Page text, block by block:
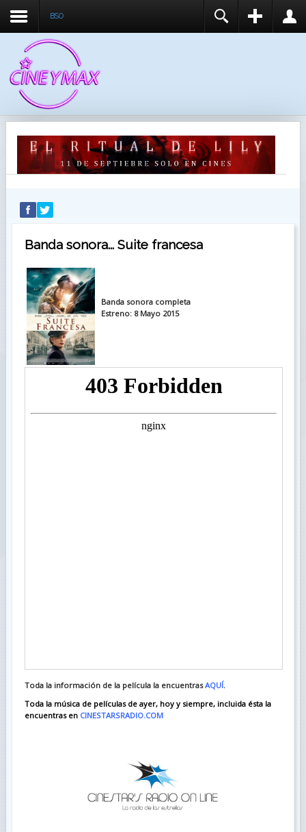
BSO
RECUÉRDEME
IDENTIFICARSE
Banda sonora... Suite francesa
Banda sonora completa
Estreno: 8 Mayo 2015
Toda la información de la película la encuentrasAQUÍ.
Toda la música de películas de ayer, hoy y siempre, incluida ésta la
encuentras en CINESTARSRADIO.COM